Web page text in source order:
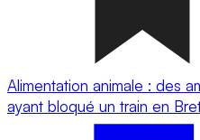
Alimentation animale : des
ayant bloqué un train en